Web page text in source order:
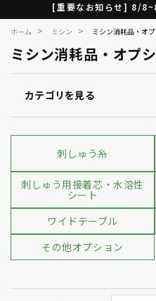
[重要なお知らせ] 8/
ホーム > ミシン > ミシン消耗品・オ
ミシン消耗品・オプ
カテゴリを見る
刺しゅう糸
刺しゅう用接着芯・水溶性
シート
ワイドテーブル
その他オプション